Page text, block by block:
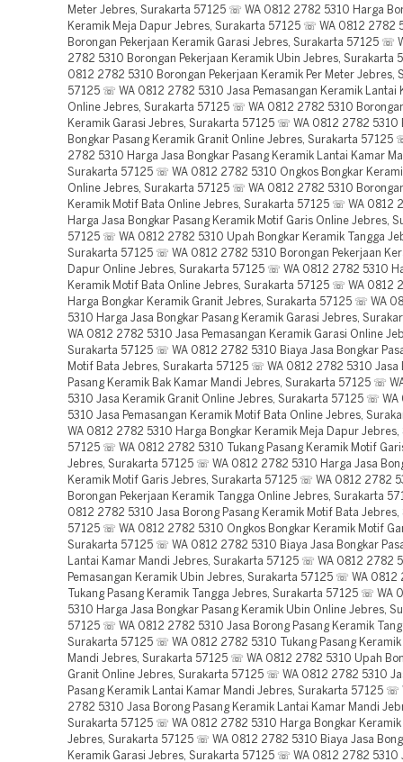
Meter Jebres, Surakarta 57125 ☏ WA 0812 2782 5310 Harga
Keramik Meja Dapur Jebres, Surakarta 57125 ☏ WA 0812 2782
Borongan Pekerjaan Keramik Garasi Jebres, Surakarta 57125 ☏
2782 5310 Borongan Pekerjaan Keramik Ubin Jebres, Surakarta
0812 2782 5310 Borongan Pekerjaan Keramik Per Meter Jebres,
57125 ☏ WA 0812 2782 5310 Jasa Pemasangan Keramik Lantai
Online Jebres, Surakarta 57125 ☏ WA 0812 2782 5310
Keramik Garasi Jebres, Surakarta 57125 ☏ WA 0812 2782 5310
Bongkar Pasang Keramik Granit Online Jebres, Surakarta 57125
2782 5310 Harga Jasa Bongkar Pasang Keramik Lantai Kamar
Surakarta 57125 ☏ WA 0812 2782 5310 Ongkos Bongkar
Online Jebres, Surakarta 57125 ☏ WA 0812 2782 5310
Keramik Motif Bata Online Jebres, Surakarta 57125 ☏ WA 0812
Harga Jasa Bongkar Pasang Keramik Motif Garis Online Jebres,
57125 ☏ WA 0812 2782 5310 Upah Bongkar Keramik Tangga
Surakarta 57125 ☏ WA 0812 2782 5310 Borongan Pekerjaan
Dapur Online Jebres, Surakarta 57125 ☏ WA 0812 2782 5310
Keramik Motif Bata Online Jebres, Surakarta 57125 ☏ WA 0812
Harga Bongkar Keramik Granit Jebres, Surakarta 57125 ☏ WA
5310 Harga Jasa Bongkar Pasang Keramik Garasi Jebres,
WA 0812 2782 5310 Jasa Pemasangan Keramik Garasi Online
Surakarta 57125 ☏ WA 0812 2782 5310 Biaya Jasa Bongkar
Motif Bata Jebres, Surakarta 57125 ☏ WA 0812 2782 5310 Jasa
Pasang Keramik Bak Kamar Mandi Jebres, Surakarta 57125 ☏
5310 Jasa Keramik Granit Online Jebres, Surakarta 57125 ☏
5310 Jasa Pemasangan Keramik Motif Bata Online Jebres,
WA 0812 2782 5310 Harga Bongkar Keramik Meja Dapur Jebres,
57125 ☏ WA 0812 2782 5310 Tukang Pasang Keramik Motif
Jebres, Surakarta 57125 ☏ WA 0812 2782 5310 Harga Jasa
Keramik Motif Garis Jebres, Surakarta 57125 ☏ WA 0812 2782
Borongan Pekerjaan Keramik Tangga Online Jebres, Surakarta
0812 2782 5310 Jasa Borong Pasang Keramik Motif Bata Jebres,
57125 ☏ WA 0812 2782 5310 Ongkos Bongkar Keramik Motif
Surakarta 57125 ☏ WA 0812 2782 5310 Biaya Jasa Bongkar
Lantai Kamar Mandi Jebres, Surakarta 57125 ☏ WA 0812 2782
Pemasangan Keramik Ubin Jebres, Surakarta 57125 ☏ WA 0812
Tukang Pasang Keramik Tangga Jebres, Surakarta 57125 ☏ WA
5310 Harga Jasa Bongkar Pasang Keramik Ubin Online Jebres,
57125 ☏ WA 0812 2782 5310 Jasa Borong Pasang Keramik
Surakarta 57125 ☏ WA 0812 2782 5310 Tukang Pasang Keramik
Mandi Jebres, Surakarta 57125 ☏ WA 0812 2782 5310 Upah
Granit Online Jebres, Surakarta 57125 ☏ WA 0812 2782 5310
Pasang Keramik Lantai Kamar Mandi Jebres, Surakarta 57125 ☏
2782 5310 Jasa Borong Pasang Keramik Lantai Kamar Mandi
Surakarta 57125 ☏ WA 0812 2782 5310 Harga Bongkar Keramik
Jebres, Surakarta 57125 ☏ WA 0812 2782 5310 Biaya Jasa
Keramik Garasi Jebres, Surakarta 57125 ☏ WA 0812 2782 5310